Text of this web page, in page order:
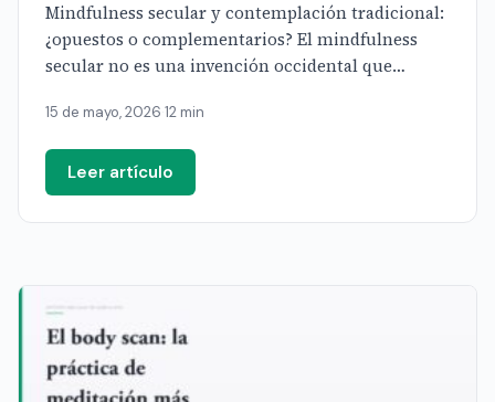
Mindfulness secular y contemplación tradicional:
¿opuestos o complementarios? El mindfulness
secular no es una invención occidental que
[…]
15 de mayo, 2026 12 min
Leer artículo